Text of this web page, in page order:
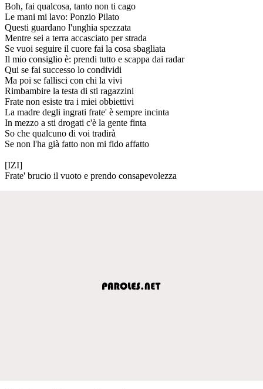
Boh, fai qualcosa, tanto non ti cago
Le mani mi lavo: Ponzio Pilato
Questi guardano l'unghia spezzata
Mentre sei a terra accasciato per strada
Se vuoi seguire il cuore fai la cosa sbagliata
Il mio consiglio è: prendi tutto e scappa dai radar
Qui se fai successo lo condividi
Ma poi se fallisci con chi la vivi
Rimbambire la testa di sti ragazzini
Frate non esiste tra i miei obbiettivi
La madre degli ingrati frate' è sempre incinta
In mezzo a sti drogati c'è la gente finta
So che qualcuno di voi tradirà
Se non l'ha già fatto non mi fido affatto
[IZI]
Frate' brucio il vuoto e prendo consapevolezza